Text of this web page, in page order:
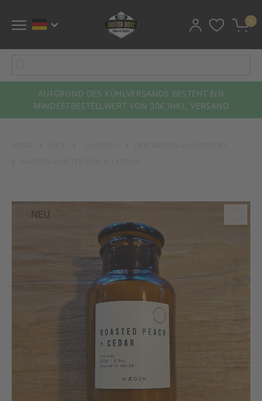
0
AUFGRUND DES KÜHLVERSANDS BESTEHT EIN
MINDESTBESTELLWERT VON 30€ INKL. VERSAND
NEU